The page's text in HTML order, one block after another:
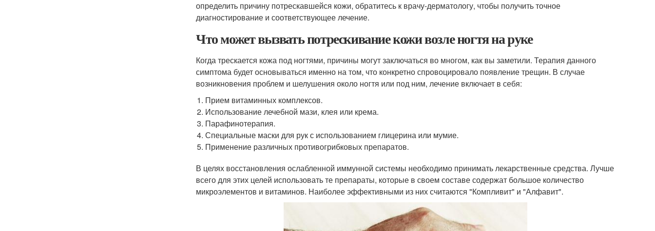
определить причину потрескавшейся кожи, обратитесь к врачу-дерматологу, чтобы получить точное
диагностирование и соответствующее лечение.
Что может вызвать потрескивание кожи возле ногтя на руке
Когда трескается кожа под ногтями, причины могут заключаться во многом, как вы заметили. Терапия данного
симптома будет основываться именно на том, что конкретно спровоцировало появление трещин. В случае
возникновения проблем и шелушения около ногтя или под ним, лечение включает в себя:
Прием витаминных комплексов.
Использование лечебной мази, клея или крема.
Парафинотерапия.
Специальные маски для рук с использованием глицерина или мумие.
Применение различных противогрибковых препаратов.
В целях восстановления ослабленной иммунной системы необходимо принимать лекарственные средства. Лучше
всего для этих целей использовать те препараты, которые в своем составе содержат большое количество
микроэлементов и витаминов. Наиболее эффективными из них считаются "Компливит" и "Алфавит".